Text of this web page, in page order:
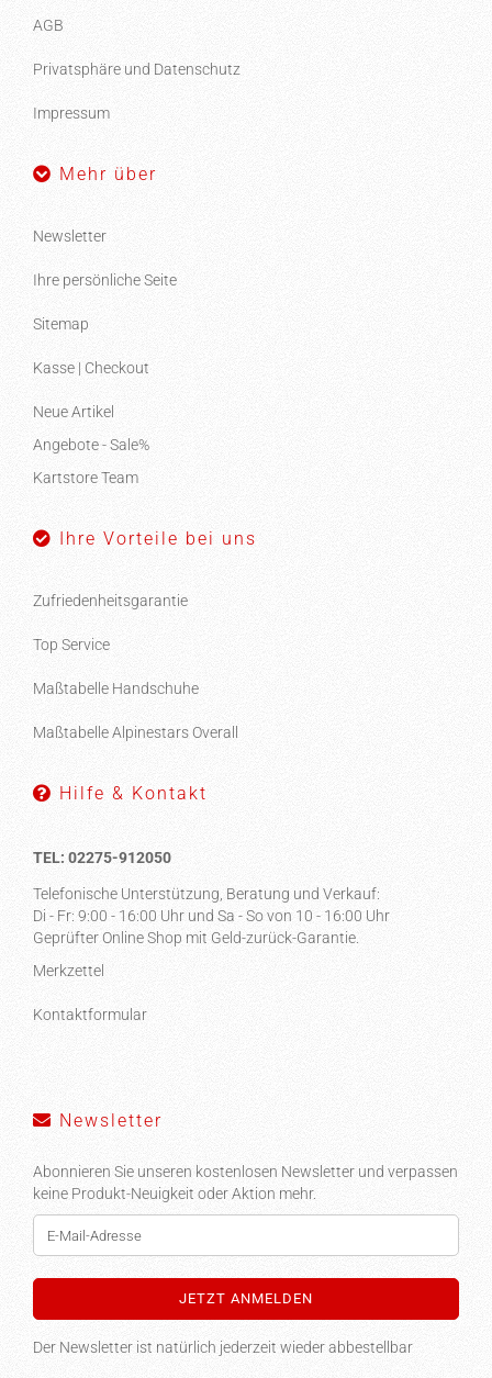
AGB
Privatsphäre und Datenschutz
Impressum
Mehr über
Newsletter
Ihre persönliche Seite
Sitemap
Kasse | Checkout
Neue Artikel
Angebote - Sale%
Kartstore Team
Ihre Vorteile bei uns
Zufriedenheitsgarantie
Top Service
Maßtabelle Handschuhe
Maßtabelle Alpinestars Overall
Hilfe & Kontakt
TEL: 02275-912050
Telefonische Unterstützung, Beratung und Verkauf:
Di - Fr: 9:00 - 16:00 Uhr und Sa - So von 10 - 16:00 Uhr
Geprüfter Online Shop mit Geld-zurück-Garantie.
Merkzettel
Kontaktformular
Newsletter
Abonnieren Sie unseren kostenlosen Newsletter und verpassen
keine Produkt-Neuigkeit oder Aktion mehr.
Der Newsletter ist natürlich jederzeit wieder abbestellbar